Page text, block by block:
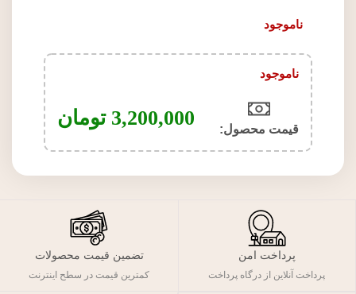
ناموجود
ناموجود
قیمت محصول:​ 3,200,000 تومان
پرداخت امن
پرداخت آنلاین از درگاه پرداخت
تضمین قیمت محصولات
کمترین قیمت در سطح اینترنت